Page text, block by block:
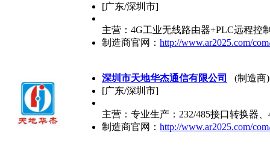
[广东/深圳市]
主营：4G工业无线路由器+PLC远程控
制造商官网： http://www.ar2025.com/
深圳市天地华杰通信有限公司
(制造商
[广东/深圳市]
主营：专业生产：232/485接口转换器
制造商官网： http://www.ar2025.com/